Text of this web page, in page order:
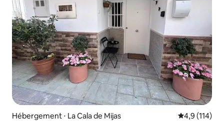
Hébergement ⋅ La Cala de Mijas Évaluation
4,9 (114)